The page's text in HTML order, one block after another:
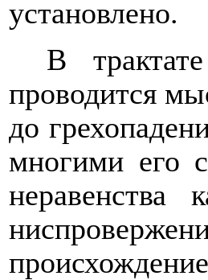
установлено.
В
проводится
до
многими его
неравенства